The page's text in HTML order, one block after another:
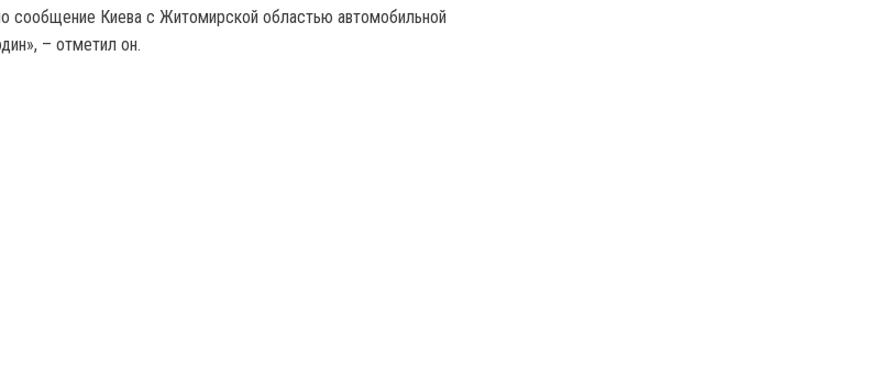
сообщение Киева с Житомирской областью автомобильной
– отметил он.